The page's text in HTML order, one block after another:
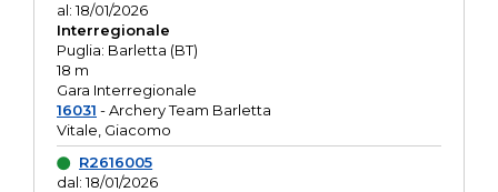
al: 18/01/2026
Interregionale
Puglia: Barletta (BT)
18 m
Gara Interregionale
16031 - Archery Team Barletta
Vitale, Giacomo
R2616005
dal: 18/01/2026